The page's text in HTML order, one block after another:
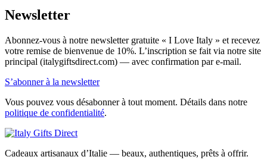
Newsletter
Abonnez-vous à notre newsletter gratuite « I Love Italy » et recevez
votre remise de bienvenue de 10%. L’inscription se fait via notre site
principal (italygiftsdirect.com) — avec confirmation par e-mail.
S’abonner à la newsletter
Vous pouvez vous désabonner à tout moment. Détails dans notre
politique de confidentialité.
Cadeaux artisanaux d’Italie — beaux, authentiques, prêts à offrir.